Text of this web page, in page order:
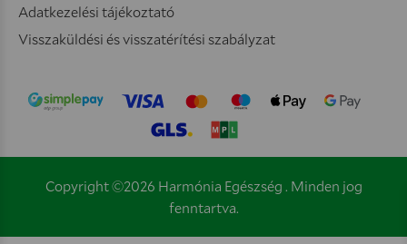
Adatkezelési tájékoztató
Visszaküldési és visszatérítési szabályzat
Copyright ©2026 Harmónia Egészség . Minden jog
fenntartva.